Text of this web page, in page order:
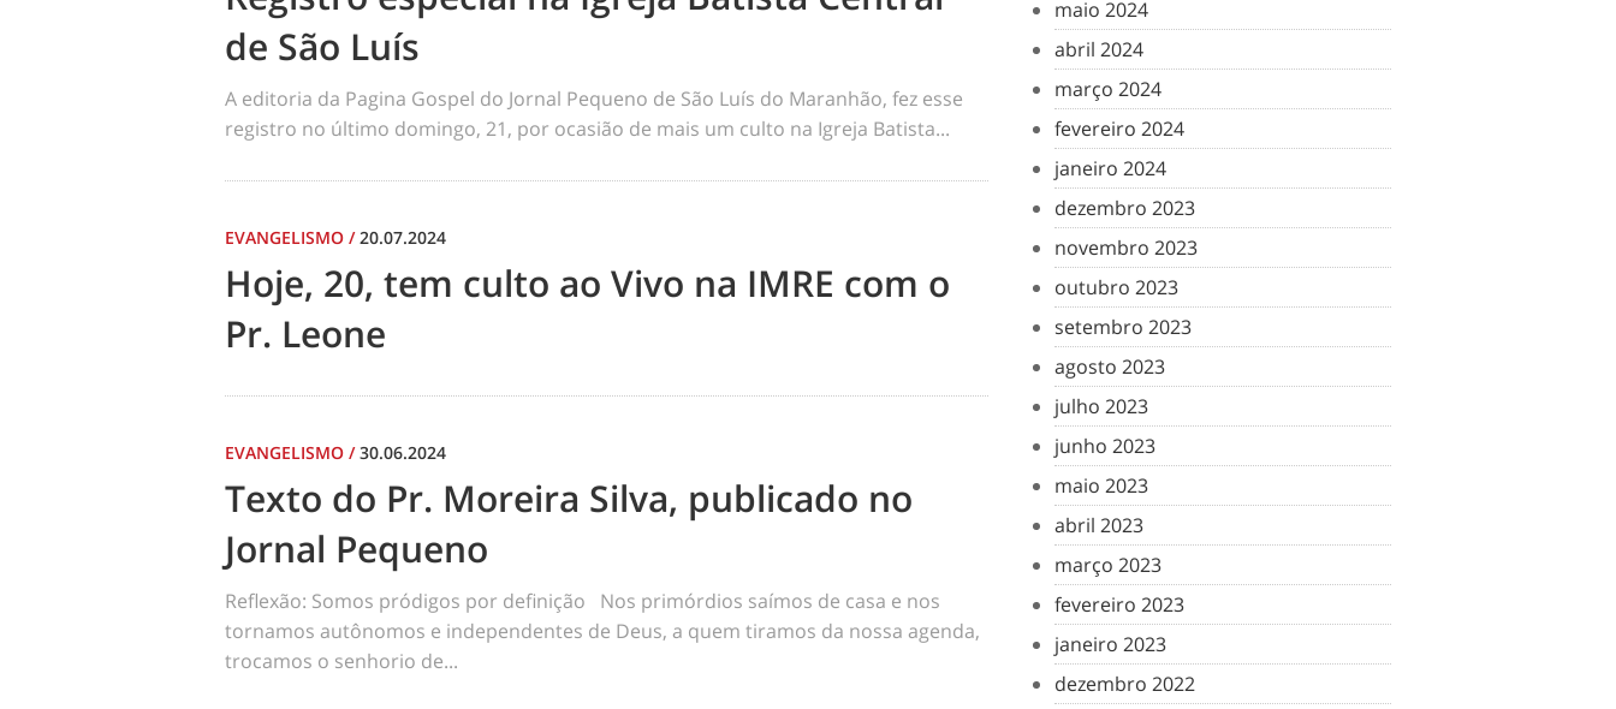
de São Luís
A editoria da Pagina Gospel do Jornal Pequeno de São Luís do Maranhão, fez esse
registro no último domingo, 21, por ocasião de mais um culto na Igreja Batista...
EVANGELISMO /20.07.2024
Hoje, 20, tem culto ao Vivo na IMRE com o
Pr. Leone
EVANGELISMO /30.06.2024
Texto do Pr. Moreira Silva, publicado no
Jornal Pequeno
Reflexão: Somos pródigos por definição Nos primórdios saímos de casa e nos
tornamos autônomos e independentes de Deus, a quem tiramos da nossa agenda,
trocamos o senhorio de...
maio 2024
abril 2024
março 2024
fevereiro 2024
janeiro 2024
dezembro 2023
novembro 2023
outubro 2023
setembro 2023
agosto 2023
julho 2023
junho 2023
maio 2023
abril 2023
março 2023
fevereiro 2023
janeiro 2023
dezembro 2022